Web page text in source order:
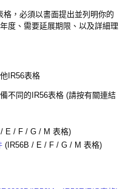
，必須以書面提出並列明你的
度、需要延展期限、以及詳細理
IR56表格
不同的IR56表格 (請按有關連結
E / F / G / M 表格)
(IR56B / E / F / G / M 表格)